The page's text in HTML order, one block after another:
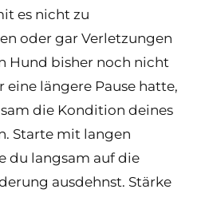
es nicht zu
oder gar Verletzungen
Hund bisher noch nicht
längere Pause hatte,
die Kondition deines
Starte mit langen
du langsam auf die
ausdehnst. Stärke